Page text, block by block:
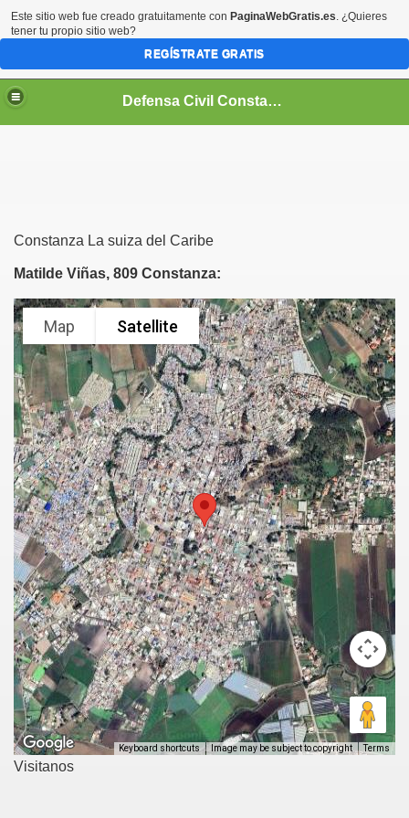
Defensa Civil Constanza
Constanza La suiza del Caribe
Matilde Viñas, 809 Constanza:
Visitanos
Este sitio web fue creado gratuitamente con PaginaWebGratis.es. ¿Quieres
tener tu propio sitio web?
REGÍSTRATE GRATIS